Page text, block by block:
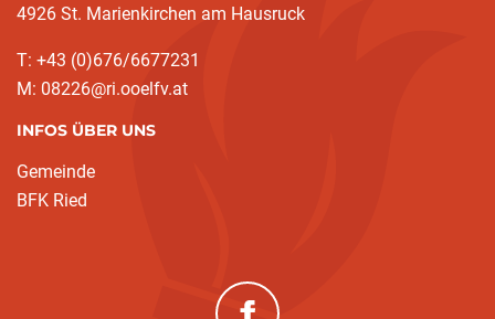
4926 St. Marienkirchen am Hausruck
T: +43 (0)676/6677231
M: 08226@ri.ooelfv.at
INFOS ÜBER UNS
Gemeinde
BFK Ried